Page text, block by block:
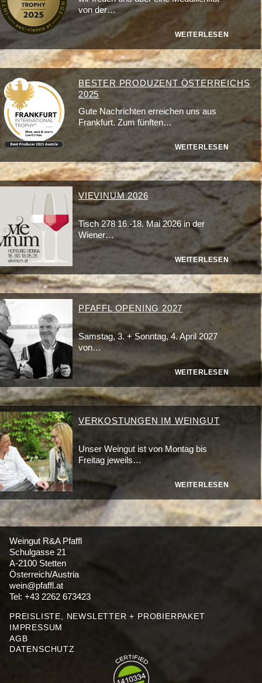
von der…
WEITERLESEN
BESTER PRODUZENT ÖSTERREICHS
2025
Gute Nachrichten erreichen uns aus
Frankfurt. Zum fünften…
WEITERLESEN
VIEVINUM 2026
Tisch 278 16.-18. Mai 2026 in der
Wiener…
WEITERLESEN
PFAFFL OPENING 2027
Samstag, 3. + Sonntag, 4. April 2027
von…
WEITERLESEN
VERKOSTUNGEN IM WEINGUT
Unser Weingut ist von Montag bis
Freitag jeweils…
WEITERLESEN
Weingut R&A Pfaffl
Schulgasse 21
A-2100 Stetten
Österreich/Austria
wein@pfaffl.at
Tel: +43 2262 673423
PREISLISTE, NEWSLETTER + PROBIERPAKET
IMPRESSUM
AGB
DATENSCHUTZ